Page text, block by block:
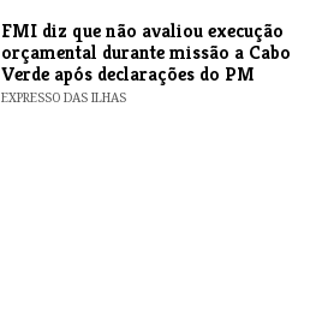
FMI diz que não avaliou execução
orçamental durante missão a Cabo
Verde após declarações do PM
EXPRESSO DAS ILHAS